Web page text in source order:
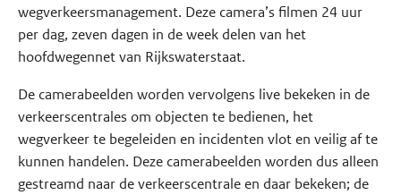
wegverkeersmanagement. Deze camera’s filmen 24 uur
per dag, zeven dagen in de week delen van het
hoofdwegennet van Rijkswaterstaat.
De camerabeelden worden vervolgens live bekeken in de
verkeerscentrales om objecten te bedienen, het
wegverkeer te begeleiden en incidenten vlot en veilig af te
kunnen handelen. Deze camerabeelden worden dus alleen
gestreamd naar de verkeerscentrale en daar bekeken; de